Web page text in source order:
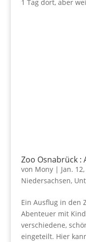
1 Tag dort, aber
Zoo Osnabrück :
von Mony| Jan.
Niedersachsen,
Ein Ausflug in den
Abenteuer mit
verschiedene,
eingeteilt. Hier